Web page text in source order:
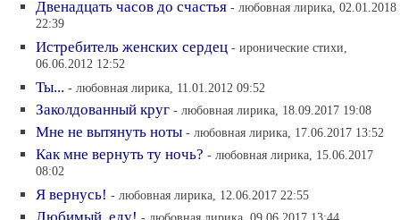
Двенадцать часов до счастья - любовная лирика, 02.01.2018
22:39
Истребитель женских сердец - иронические стихи,
06.06.2012 12:52
Ты... - любовная лирика, 11.01.2012 09:52
Заколдованный круг - любовная лирика, 18.09.2017 19:08
Мне не вытянуть ноты - любовная лирика, 17.06.2017 13:52
Как мне вернуть ту ночь? - любовная лирика, 15.06.2017
08:02
Я вернусь! - любовная лирика, 12.06.2017 22:55